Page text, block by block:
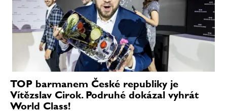
TOP barmanem České republiky je
Vítězslav Cirok. Podruhé dokázal vyhrát
World Class!